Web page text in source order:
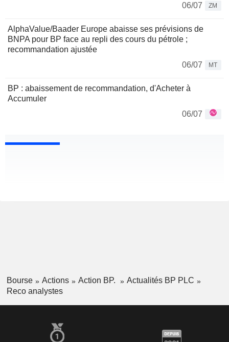
06/07
ZM
AlphaValue/Baader Europe abaisse ses prévisions de
BNPA pour BP face au repli des cours du pétrole ;
recommandation ajustée
06/07
MT
BP : abaissement de recommandation, d'Acheter à
Accumuler
06/07
Bourse Actions Action BP.
Actualités BP PLC
Reco analystes